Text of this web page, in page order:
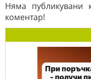
Няма публикувани
коментар!